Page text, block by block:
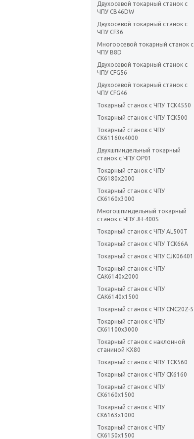
Двухосевой токарный станок с
ЧПУ CB46DW
Двухосевой токарный станок с
ЧПУ CF36
Многоосевой токарный станок с
ЧПУ B8D
Двухосевой токарный станок с
ЧПУ CFG56
Двухосевой токарный станок с
ЧПУ CFG46
Токарный станок с ЧПУ TCK4550
Токарный станок с ЧПУ TCK500
Токарный станок с ЧПУ
CK61160x4000
Двухшпиндельный токарный
станок с ЧПУ OP01
Токарный станок с ЧПУ
CK6180х2000
Токарный станок с ЧПУ
CK6160х3000
Многошпиндельный токарный
станок c ЧПУ JH-400S
Токарный станок с ЧПУ AL500T
Токарный станок с ЧПУ TCK66A
Токарный станок с ЧПУ СJК06401
Токарный станок с ЧПУ
СAК6140х2000
Токарный станок с ЧПУ
СAК6140х1500
Токарный станок с ЧПУ CNC20Z-5
Токарный станок с ЧПУ
СК61100х3000
Токарный станок с наклонной
станиной KX80
Токарный станок с ЧПУ TCK560
Токарный станок с ЧПУ СК6160
Токарный станок с ЧПУ
СК6160х1500
Токарный станок с ЧПУ
СК6163x1000
Токарный станок с ЧПУ
СК6150x1500